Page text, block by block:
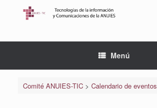
Menú
Comité ANUIES-TIC> Calendario de eventos